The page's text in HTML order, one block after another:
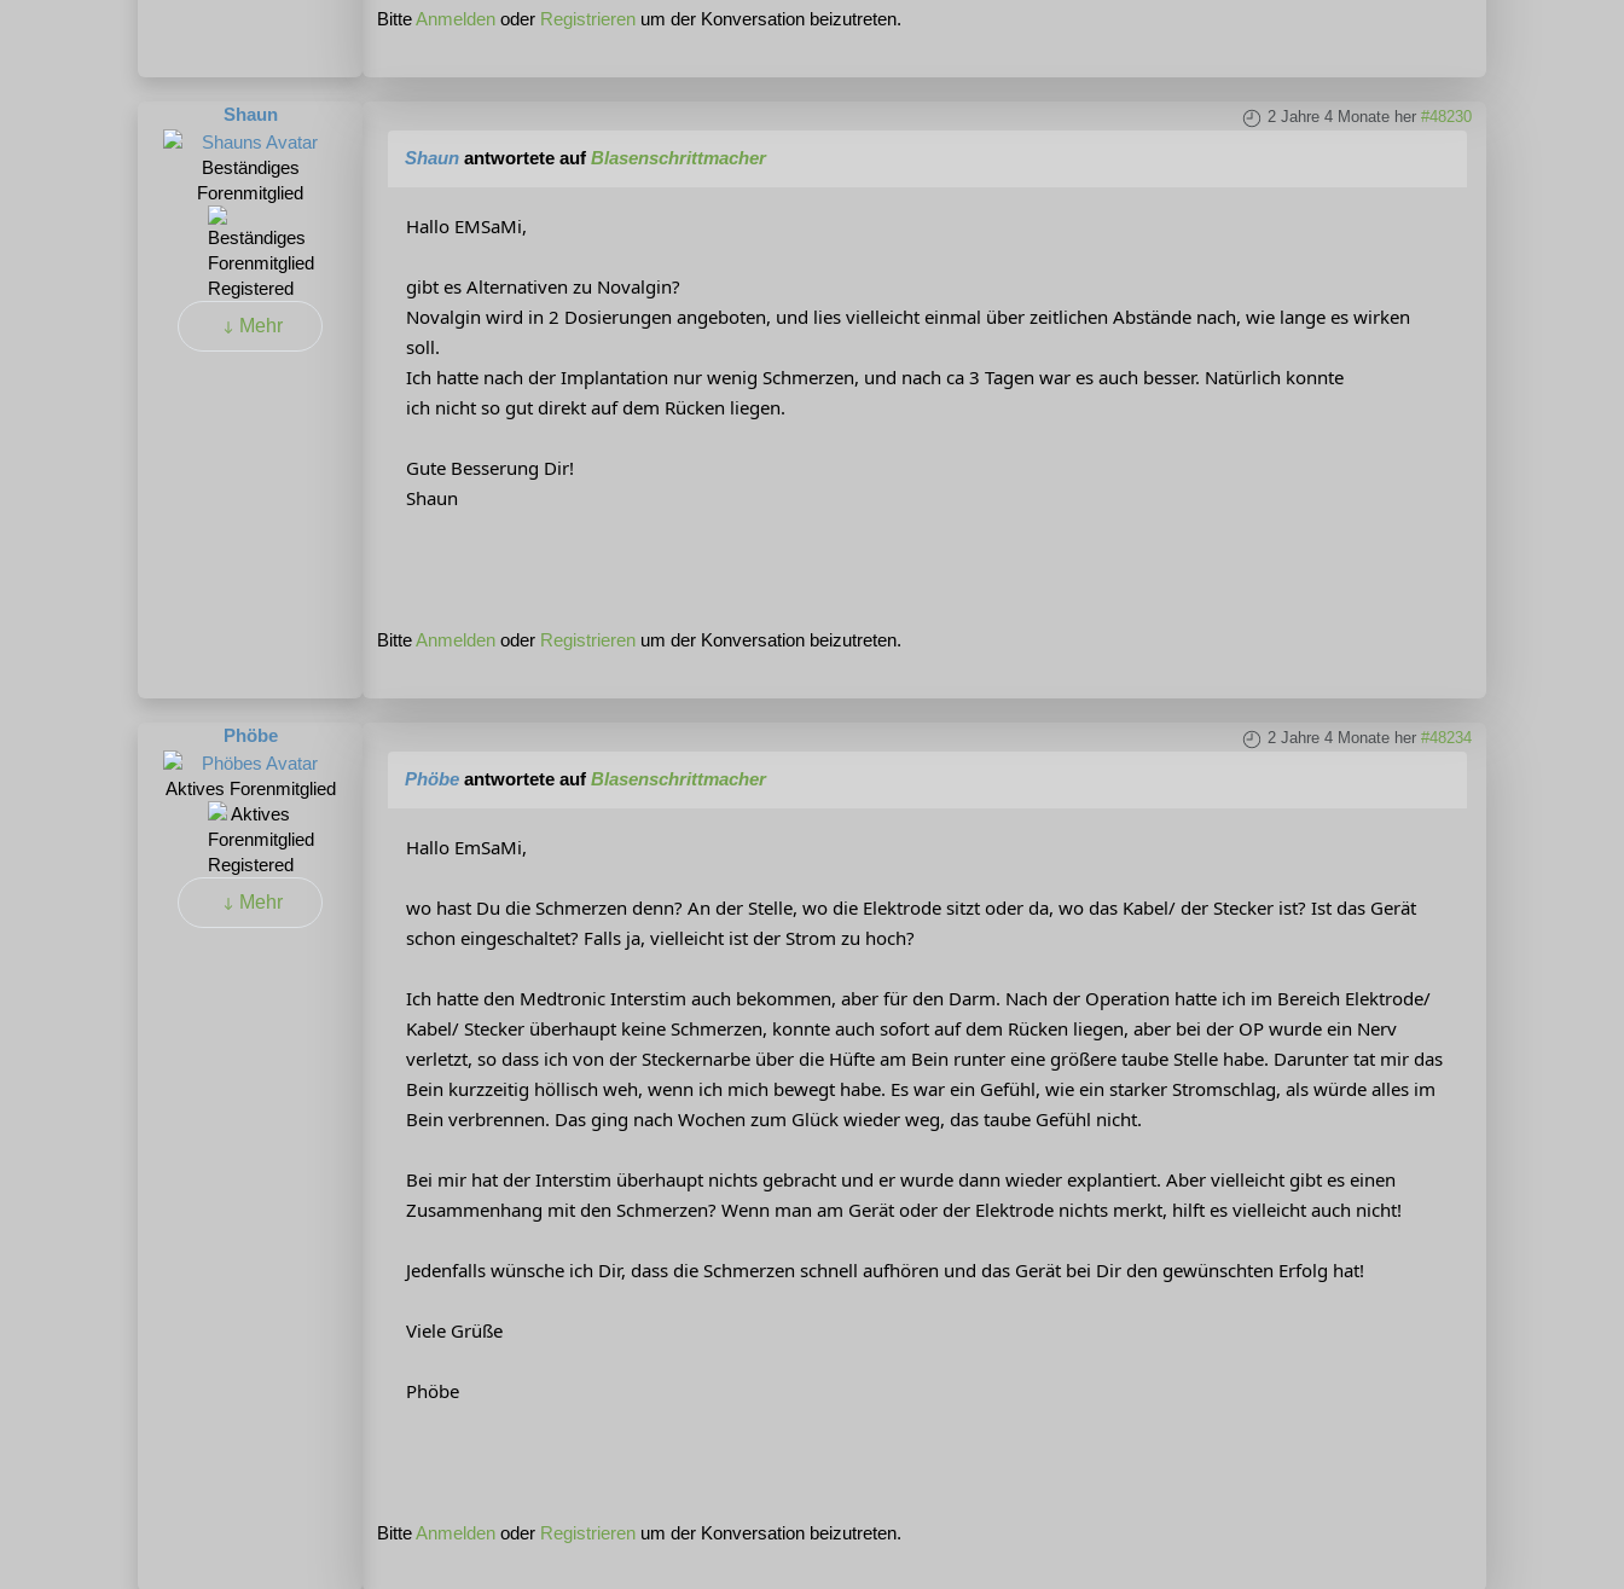
BitteAnmelden oder Registrieren um der Konversation beizutreten.
Shaun
Beständiges
Forenmitglied
Registered
Mehr
2 Jahre 4 Monate her #48230
Shaun antwortete auf Blasenschrittmacher
Hallo EMSaMi,
gibt es Alternativen zu Novalgin?
Novalgin wird in 2 Dosierungen angeboten, und lies vielleicht einmal über zeitlichen Abstände nach, wie lange es wirken
soll.
Ich hatte nach der Implantation nur wenig Schmerzen, und nach ca 3 Tagen war es auch besser. Natürlich konnte
ich nicht so gut direkt auf dem Rücken liegen.
Gute Besserung Dir!
Shaun
BitteAnmelden oder Registrieren um der Konversation beizutreten.
Phöbe
Aktives Forenmitglied
Registered
Mehr
2 Jahre 4 Monate her #48234
Phöbe antwortete auf Blasenschrittmacher
Hallo EmSaMi,
wo hast Du die Schmerzen denn? An der Stelle, wo die Elektrode sitzt oder da, wo das Kabel/ der Stecker ist? Ist das Gerät
schon eingeschaltet? Falls ja, vielleicht ist der Strom zu hoch?
Ich hatte den Medtronic Interstim auch bekommen, aber für den Darm. Nach der Operation hatte ich im Bereich Elektrode/
Kabel/ Stecker überhaupt keine Schmerzen, konnte auch sofort auf dem Rücken liegen, aber bei der OP wurde ein Nerv
verletzt, so dass ich von der Steckernarbe über die Hüfte am Bein runter eine größere taube Stelle habe. Darunter tat mir das
Bein kurzzeitig höllisch weh, wenn ich mich bewegt habe. Es war ein Gefühl, wie ein starker Stromschlag, als würde alles im
Bein verbrennen. Das ging nach Wochen zum Glück wieder weg, das taube Gefühl nicht.
Bei mir hat der Interstim überhaupt nichts gebracht und er wurde dann wieder explantiert. Aber vielleicht gibt es einen
Zusammenhang mit den Schmerzen? Wenn man am Gerät oder der Elektrode nichts merkt, hilft es vielleicht auch nicht!
Jedenfalls wünsche ich Dir, dass die Schmerzen schnell aufhören und das Gerät bei Dir den gewünschten Erfolg hat!
Viele Grüße
Phöbe
BitteAnmelden oder Registrieren um der Konversation beizutreten.